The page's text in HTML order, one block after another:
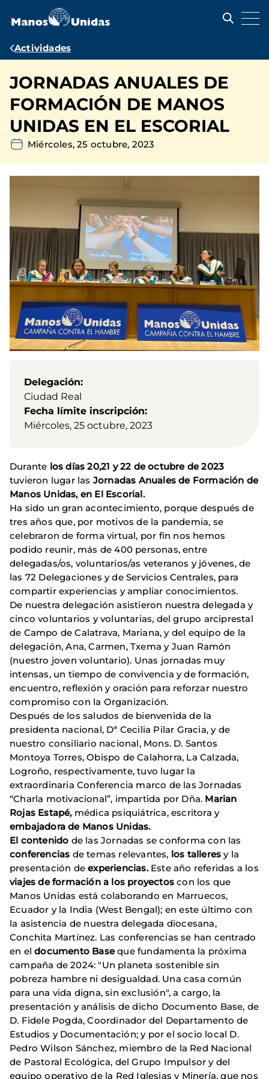
contenido
Ruta
navegación
Actividades
JORNADAS ANUALES DE
FORMACIÓN DE MANOS
UNIDAS EN EL ESCORIAL
Miércoles, 25 octubre, 2023
Delegación
Ciudad Real
Fecha límite inscripción
Miércoles, 25 octubre, 2023
Durante los días 20,21 y 22 de octubre de 2023
tuvieron lugar las Jornadas Anuales de Formación de
Manos Unidas, en El Escorial.
Ha sido un gran acontecimiento, porque después de
tres años que, por motivos de la pandemia, se
celebraron de forma virtual, por fin nos hemos
podido reunir, más de 400 personas, entre
delegadas/os, voluntarios/as veteranos y jóvenes, de
las 72 Delegaciones y de Servicios Centrales, para
compartir experiencias y ampliar conocimientos.
De nuestra delegación asistieron nuestra delegada y
cinco voluntarios y voluntarias, del grupo arciprestal
de Campo de Calatrava, Mariana, y del equipo de la
delegación, Ana, Carmen, Txema y Juan Ramón
(nuestro joven voluntario). Unas jornadas muy
intensas, un tiempo de convivencia y de formación,
encuentro, reflexión y oración para reforzar nuestro
compromiso con la Organización.
Después de los saludos de bienvenida de la
presidenta nacional, Dª Cecilia Pilar Gracia, y de
nuestro consiliario nacional, Mons. D. Santos
Montoya Torres, Obispo de Calahorra, La Calzada,
Logroño, respectivamente, tuvo lugar la
extraordinaria Conferencia marco de las Jornadas
“Charla motivacional”, impartida por Dña. Marian
Rojas Estapé,médica psiquiátrica, escritora y
embajadora de Manos Unidas.
El contenido de las Jornadas se conforma con las
conferencias de temas relevantes, los talleres y la
presentación deexperiencias.Este año referidas a los
viajes de formación a los proyectos con los que
Manos Unidas está colaborando en Marruecos,
Ecuador y la India (West Bengal); en este último con
la asistencia de nuestra delegada diocesana,
Conchita Martínez. Las conferencias se han centrado
en eldocumento Baseque fundamenta la próxima
campaña de 2024: "Un planeta sostenible sin
pobreza hambre ni desigualdad. Una casa común
para una vida digna, sin exclusión", a cargo, la
presentación y análisis de dicho Documento Base, de
D. Fidele Pogda, Coordinador del Departamento de
Estudios y Documentación; y por el socio local D.
Pedro Wilson Sánchez, miembro de la Red Nacional
de Pastoral Ecológica, del Grupo Impulsor y del
equipo operativo de la Red Iglesias y Minería, que nos